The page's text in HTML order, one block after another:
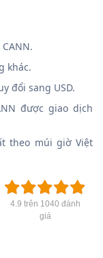
khác.
đổi sang USD.
được giao dịch
theo múi giờ Việt
4.9 trên 1040 đánh
giá